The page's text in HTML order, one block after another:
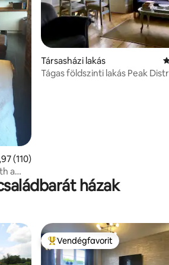
értékelés: 5/4,97, 110 vélemény
(110)
a
Társasházi lakás
Tágas földszinti lakás Peak
házak
Kiemelt vendégfavorit
Vendégfavorit